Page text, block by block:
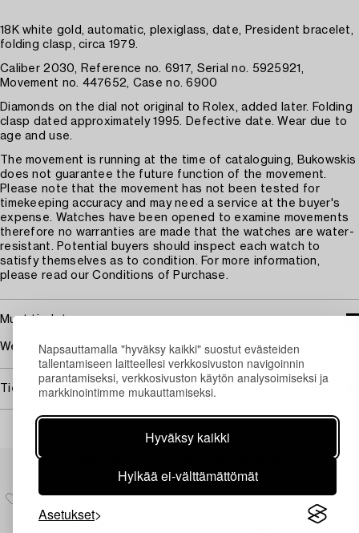
Napsauttamalla "hyväksy kaikki" suostut evästeiden
tallentamiseen laitteellesi verkkosivuston navigoinnin
parantamiseksi, verkkosivuston käytön analysoimiseksi ja
markkinointimme mukauttamiseksi.
Hyväksy kaikki
Hylkää ei-välttämättömät
Asetukset
18K white gold, automatic, plexiglass, date, President bracelet,
folding clasp, circa 1979.
Caliber 2030, Reference no. 6917, Serial no. 5925921,
Movement no. 447652, Case no. 6900
Diamonds on the dial not original to Rolex, added later. Folding
clasp dated approximately 1995. Defective date. Wear due to
age and use.
The movement is running at the time of cataloguing, Bukowskis
does not guarantee the future function of the movement.
Please note that the movement has not been tested for
timekeeping accuracy and may need a service at the buyer's
expense. Watches have been opened to examine movements
therefore no warranties are made that the watches are water-
resistant. Potential buyers should inspect each watch to
satisfy themselves as to condition. For more information,
please read our Conditions of Purchase.
Muut tiedot
Weight approx. 69 grams
Tietoa ostamisesta